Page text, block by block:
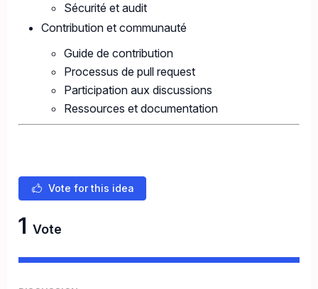
Sécurité et audit
Contribution et communauté
Guide de contribution
Processus de pull request
Participation aux discussions
Ressources et documentation
Vote for this idea
1 Vote